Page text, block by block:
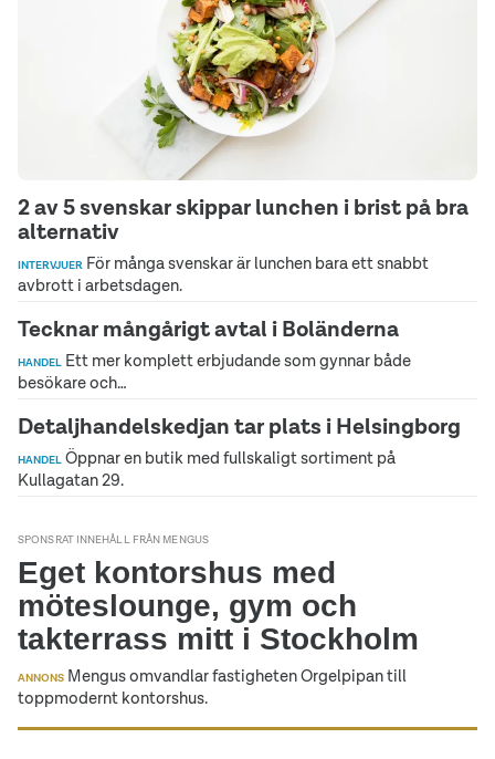
2 av 5 svenskar skippar lunchen i brist på bra
alternativ
INTERVJUER För många svenskar är lunchen bara ett snabbt
avbrott i arbetsdagen.
Tecknar mångårigt avtal i Boländerna
HANDEL Ett mer komplett erbjudande som gynnar både
besökare och…
Detaljhandelskedjan tar plats i Helsingborg
HANDEL Öppnar en butik med fullskaligt sortiment på
Kullagatan 29.
SPONSRAT INNEHÅLL FRÅN MENGUS
Eget kontorshus med
möteslounge, gym och
takterrass mitt i Stockholm
ANNONS Mengus omvandlar fastigheten Orgelpipan till
toppmodernt kontorshus.